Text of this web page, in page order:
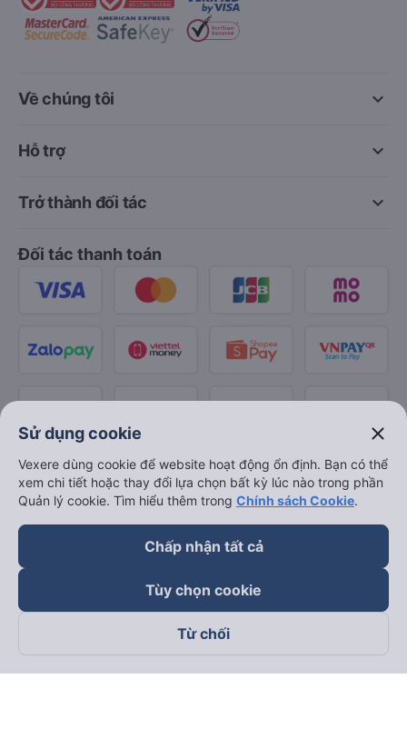
keyboard_arrow_down
Về chúng tôi
keyboard_arrow_down
Hỗ trợ
keyboard_arrow_down
Trở thành đối tác
Đối tác thanh toán
Theo dõi chúng tôi trên
Sử dụng cookie close
Vexere dùng cookie để website hoạt động ổn định. Bạn có thể
xem chi tiết hoặc thay đổi lựa chọn bất kỳ lúc nào trong phần
Quản lý cookie. Tìm hiểu thêm trong Chính sách Cookie.
Chấp nhận tất cả
Tùy chọn cookie
Từ chối